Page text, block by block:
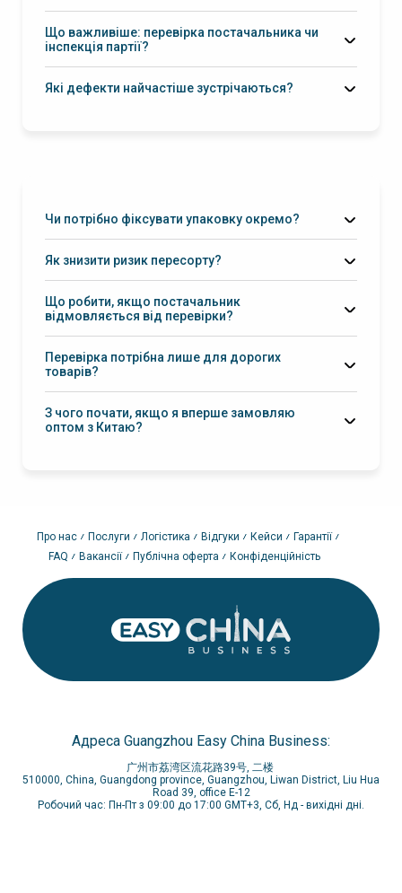
Що важливіше: перевірка постачальника чи
інспекція партії?
Які дефекти найчастіше зустрічаються?
Чи потрібно фіксувати упаковку окремо?
Як знизити ризик пересорту?
Що робити, якщо постачальник
відмовляється від перевірки?
Перевірка потрібна лише для дорогих
товарів?
З чого почати, якщо я вперше замовляю
оптом з Китаю?
Адреса Guangzhou Easy China Business:
广州市荔湾区流花路39号, 二楼
510000, China, Guangdong province, Guangzhou, Liwan District, Liu Hua
Road 39, office E-12
Робочий час: Пн-Пт з 09:00 до 17:00 GMT+3, Сб, Нд - вихідні дні.
Про нас Послуги Логістика Відгуки Кейси
Гарантії
FAQ
Вакансії Публічна оферта Конфіденційність